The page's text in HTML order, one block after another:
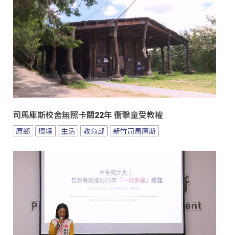
司馬庫斯校舍無照卡關22年 衝擊童受教權
原鄉 環境 生活 教育部 新竹司馬庫斯